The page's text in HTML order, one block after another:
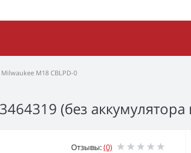
M18 CBLPD-0
(без аккумулятора
Отзывы:(0)